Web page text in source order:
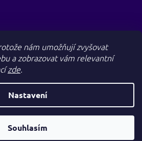
nám umožňují zvyšovat
a zobrazovat vám relevantní
zde.
Nastavení
Souhlasím
Vytvořil Shoptet
. Všechna práva vyhrazena.